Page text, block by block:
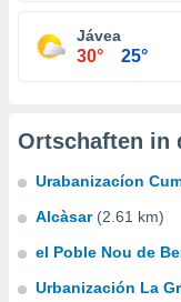
Jávea
30° 25°
Ortschaften in
Urabanizacíon
Alcàsar (2.61 km)
el Poble Nou de
Urbanización La